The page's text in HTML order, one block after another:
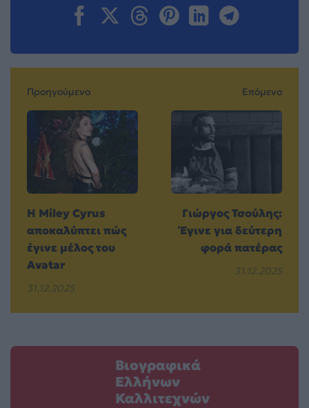
Προηγούμενο
Η Miley Cyrus
αποκαλύπτει πώς
έγινε μέλος του
Avatar
31.12.2025
Επόμενο
Γιώργος Τσούλης:
Έγινε για δεύτερη
φορά πατέρας
31.12.2025
Βιογραφικά
Ελλήνων
Καλλιτεχνών